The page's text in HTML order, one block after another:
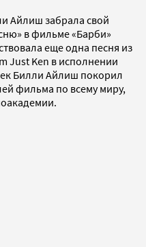
Айлиш забрала свой
в фильме «Барби»
еще одна песня из
Just Ken в исполнении
Билли Айлиш покорил
фильма по всему миру,